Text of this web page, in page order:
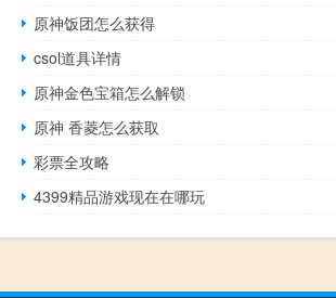
原神饭团怎么获得
csol道具详情
原神金色宝箱怎么解锁
原神 香菱怎么获取
彩票全攻略
4399精品游戏现在在哪玩